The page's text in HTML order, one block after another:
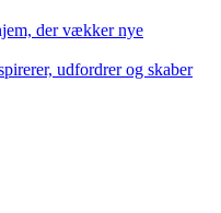
der vækker nye
udfordrer og skaber